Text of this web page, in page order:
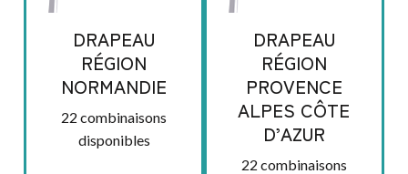
DRAPEAU
RÉGION
NORMANDIE
22 combinaisons
disponibles
DRAPEAU
RÉGION
PROVENCE
ALPES CÔTE
D’AZUR
22 combinaisons